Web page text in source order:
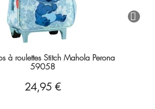
à roulettes Stitch Mahola Perona
59058
24,95 €